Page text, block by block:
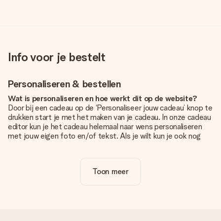
Info voor je bestelt
Personaliseren & bestellen
Wat is personaliseren en hoe werkt dit op de website?
Door bij een cadeau op de ‘Personaliseer jouw cadeau’ knop te
drukken start je met het maken van je cadeau. In onze cadeau
editor kun je het cadeau helemaal naar wens personaliseren
met jouw eigen foto en/of tekst. Als je wilt kun je ook nog
Is personalisatie in de prijs inbegrepen?
De prijs die op de website wordt getoond is inclusief de
Toon meer